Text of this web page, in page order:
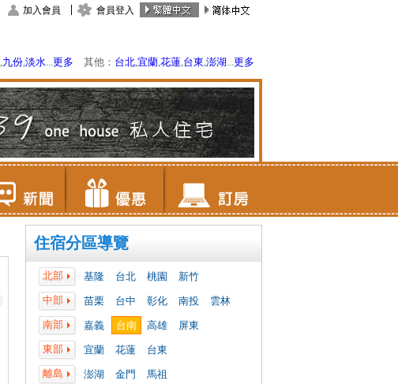
加入會員 會員登入
,九份,淡水...更多 其他： 台北,宜蘭,花蓮,台東,澎湖...更多
住宿分區導覽
北部 基隆 台北 桃園
新竹
中部
苗栗 台中 彰化 南投
雲林
南部
嘉義 台南 高雄
屏東
東部
宜蘭 花蓮
台東
離島
澎湖 金門 馬祖